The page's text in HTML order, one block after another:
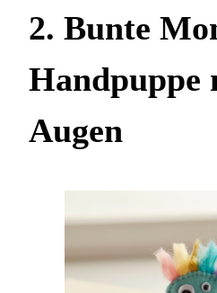
2. Bunte
Handpuppe
Augen